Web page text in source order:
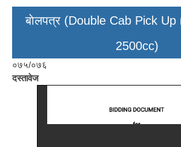
बाेलपत्र (Double Cab Pick
2500cc)
०७५/०७६
दस्तावेज